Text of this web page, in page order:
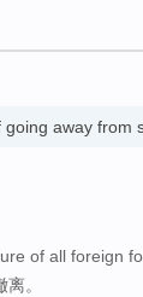
going away from
of all foreign
。